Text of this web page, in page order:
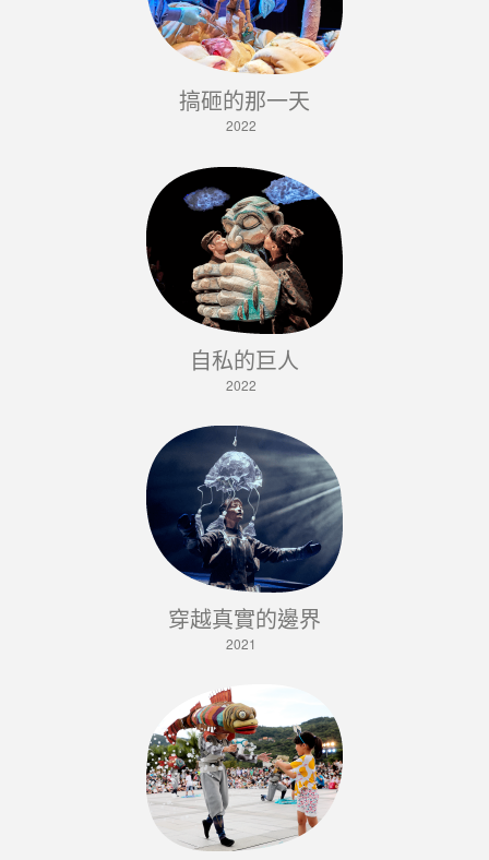
搞砸的那一天
2022
自私的巨人
2022
穿越真實的邊界
2021